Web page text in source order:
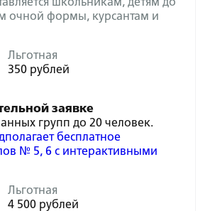
школьникам, детям до
очной формы, курсантам и
Льготная
350 рублей
заявке
групп до 20 человек.
бесплатное
№ 5, 6 с интерактивными
Льготная
4 500 рублей